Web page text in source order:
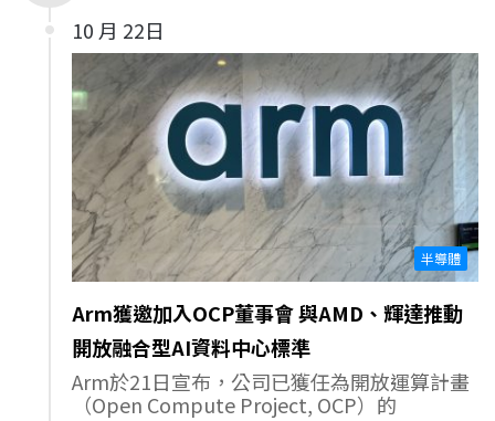
10 月 22日
半導體
Arm獲邀加入OCP董事會 與AMD、輝達推動
開放融合型AI資料中心標準
Arm於21日宣布，公司已獲任為開放運算計畫
（Open Compute Project, OCP）的